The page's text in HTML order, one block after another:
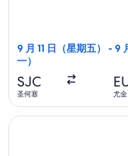
9 月 11 日（星期五） - 9
一）
SJC
圣何塞 尤金
选择达美航空航班，9